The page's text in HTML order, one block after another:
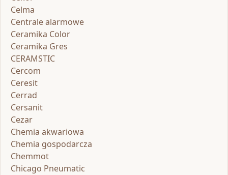
Celma
Centrale alarmowe
Ceramika Color
Ceramika Gres
CERAMSTIC
Cercom
Ceresit
Cerrad
Cersanit
Cezar
Chemia akwariowa
Chemia gospodarcza
Chemmot
Chicago Pneumatic